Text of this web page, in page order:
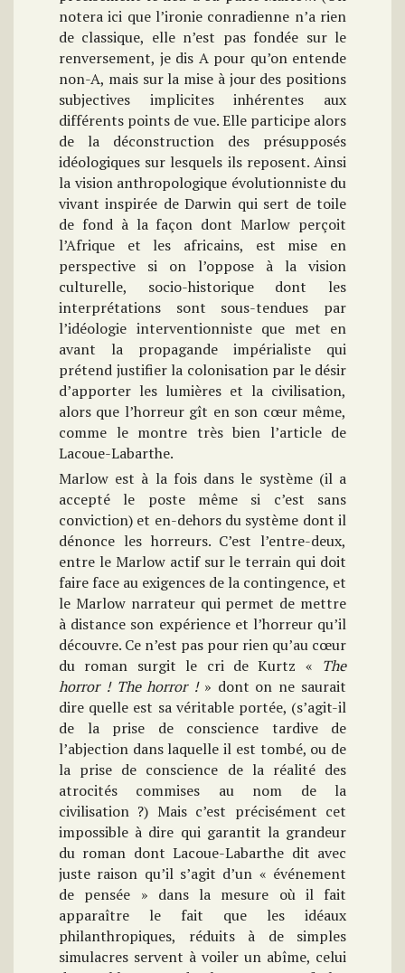
notera ici que l’ironie conradienne n’a rien
de classique, elle n’est pas fondée sur le
renversement, je dis A pour qu’on entende
non-A, mais sur la mise à jour des positions
subjectives implicites inhérentes aux
différents points de vue. Elle participe alors
de la déconstruction des présupposés
idéologiques sur lesquels ils reposent. Ainsi
la vision anthropologique évolutionniste du
vivant inspirée de Darwin qui sert de toile
de fond à la façon dont Marlow perçoit
l’Afrique et les africains, est mise en
perspective si on l’oppose à la vision
culturelle, socio-historique dont les
interprétations sont sous-tendues par
l’idéologie interventionniste que met en
avant la propagande impérialiste qui
prétend justifier la colonisation par le désir
d’apporter les lumières et la civilisation,
alors que l’horreur gît en son cœur même,
comme le montre très bien l’article de
Lacoue-Labarthe.
Marlow est à la fois dans le système (il a
accepté le poste même si c’est sans
conviction) et en-dehors du système dont il
dénonce les horreurs. C’est l’entre-deux,
entre le Marlow actif sur le terrain qui doit
faire face au exigences de la contingence, et
le Marlow narrateur qui permet de mettre
à distance son expérience et l’horreur qu’il
découvre. Ce n’est pas pour rien qu’au cœur
du roman surgit le cri de Kurtz « The
horror ! The horror ! » dont on ne saurait
dire quelle est sa véritable portée, (s’agit-il
de la prise de conscience tardive de
l’abjection dans laquelle il est tombé, ou de
la prise de conscience de la réalité des
atrocités commises au nom de la
civilisation ?) Mais c’est précisément cet
impossible à dire qui garantit la grandeur
du roman dont Lacoue-Labarthe dit avec
juste raison qu’il s’agit d’un « événement
de pensée » dans la mesure où il fait
apparaître le fait que les idéaux
philanthropiques, réduits à de simples
simulacres servent à voiler un abîme, celui